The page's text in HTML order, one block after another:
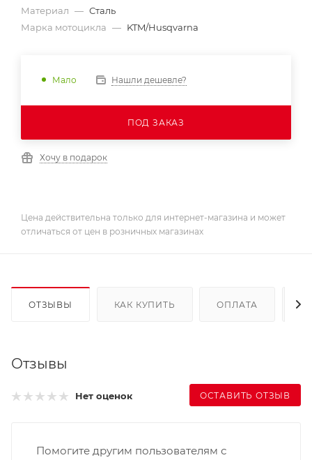
Материал — Сталь
Марка мотоцикла — KTM/Husqvarna
Мало Нашли дешевле?
ПОД ЗАКАЗ
Хочу в подарок
Цена действительна только для интернет-магазина и может
отличаться от цен в розничных магазинах
ОТЗЫВЫ КАК КУПИТЬ ОПЛАТА
Отзывы
Нет оценок ОСТАВИТЬ ОТЗЫВ
Помогите другим пользователям с